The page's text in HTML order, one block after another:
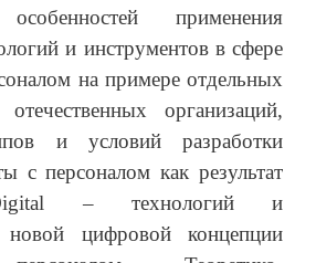
особенностей применения
и инструментов в сфере
на примере отдельных
организаций,
и условий разработки
с персоналом как результат
– технологий и
новой цифровой концепции